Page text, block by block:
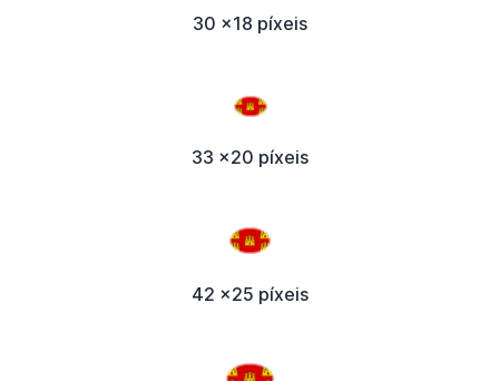
30 x18 píxeis
33 x20 píxeis
42 x25 píxeis